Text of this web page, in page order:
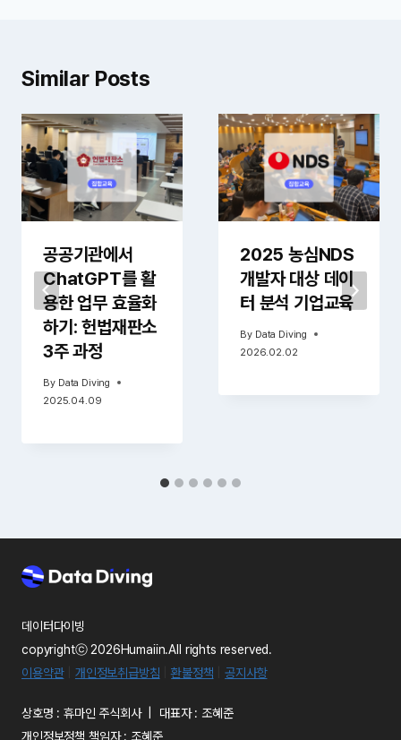
Similar Posts
공공기관에서
ChatGPT를 활
용한 업무 효율화
하기: 헌법재판소
3주 과정
By Data Diving
2025.04.09
2025 농심NDS
개발자 대상 데이
터 분석 기업교육
By Data Diving
2026.02.02
데이터다이빙
copyrightⓒ 2026Humaiin.All rights reserved.
이용약관| 개인정보취급방침 |환불정책 |공지사항
상호명 : 휴마인 주식회사 | 대표자 : 조혜준
개인정보정책 책임자 : 조혜준